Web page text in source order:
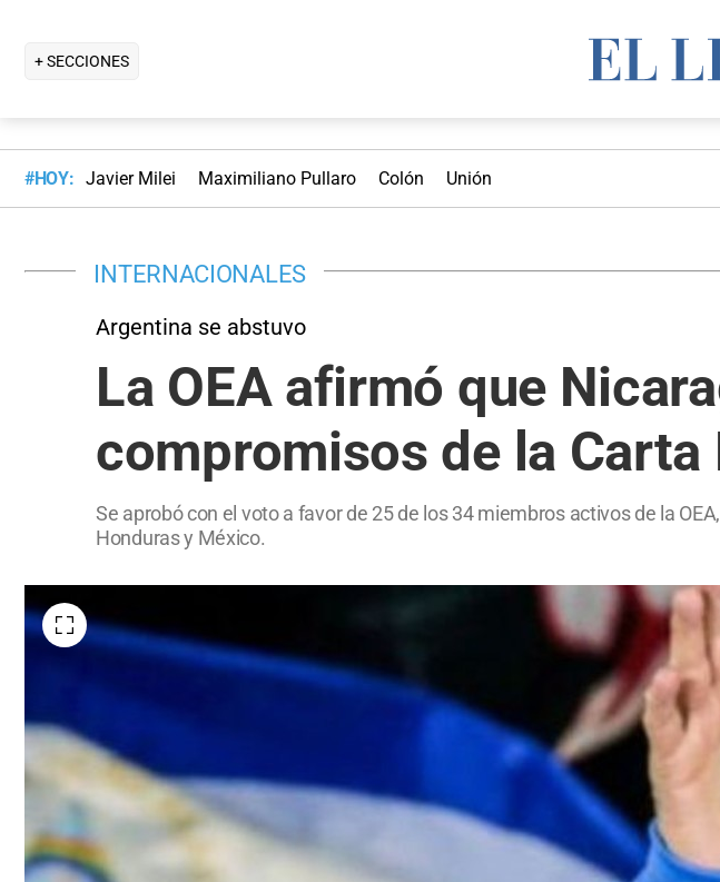
+ SECCIONES
#HOY: Javier Milei Maximiliano Pullaro Colón Unión
INTERNACIONALES
Argentina se abstuvo
La OEA afirmó que
compromisos de la
Se aprobó con el voto a favor de 25 de los 34 miembros activos de la
Honduras y México.